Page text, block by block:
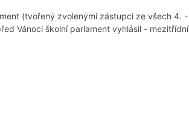
(tvořený zvolenými zástupci ze všech 4. -
Vánoci školní parlament vyhlásil - mezitřídní